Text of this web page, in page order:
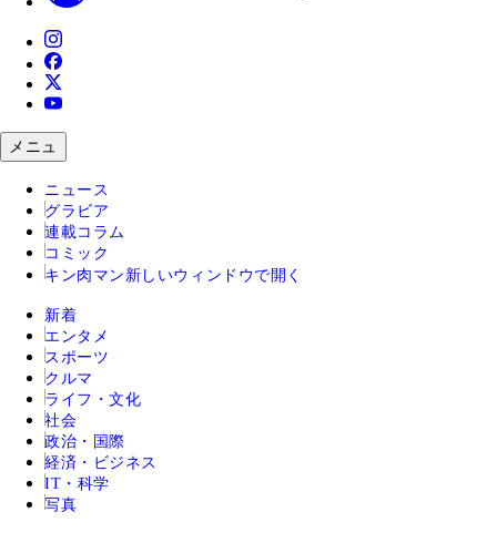
メニュ
ニュース
グラビア
連載コラム
コミック
キン肉マン 新しいウィンドウで開く
新着
エンタメ
スポーツ
クルマ
ライフ・文化
社会
政治・国際
経済・ビジネス
IT・科学
写真